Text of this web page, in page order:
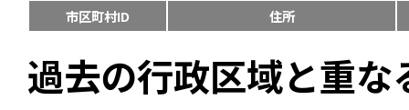
市区町村ID
住所
過去の行政区域と重